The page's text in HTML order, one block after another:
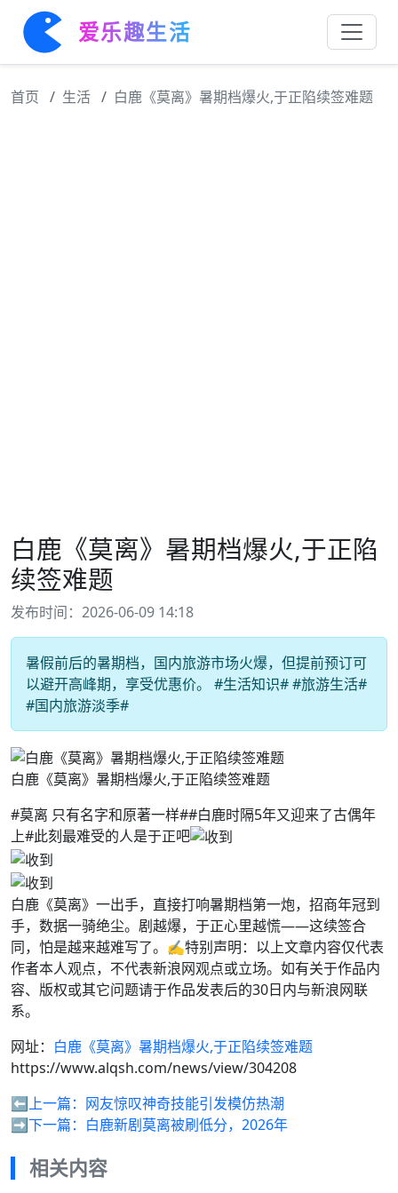
爱乐趣生活
首页 生活 白鹿《莫离》暑期档爆火,于正陷续签难题
白鹿《莫离》暑期档爆火,于正陷
续签难题
发布时间：2026-06-09 14:18
暑假前后的暑期档，国内旅游市场火爆，但提前预订可
以避开高峰期，享受优惠价。 #生活知识# #旅游生活#
#国内旅游淡季#
白鹿《莫离》暑期档爆火,于正陷续签难题
#莫离 只有名字和原著一样##白鹿时隔5年又迎来了古偶年
上#此刻最难受的人是于正吧
白鹿《莫离》一出手，直接打响暑期档第一炮，招商年冠到
手，数据一骑绝尘。剧越爆，于正心里越慌——这续签合
同，怕是越来越难写了。✍️特别声明：以上文章内容仅代表
作者本人观点，不代表新浪网观点或立场。如有关于作品内
容、版权或其它问题请于作品发表后的30日内与新浪网联
系。
网址： 白鹿《莫离》暑期档爆火,于正陷续签难题
https://www.alqsh.com/news/view/304208
⬅️上一篇： 网友惊叹神奇技能引发模仿热潮
➡️下一篇： 白鹿新剧莫离被刷低分，2026年
相关内容